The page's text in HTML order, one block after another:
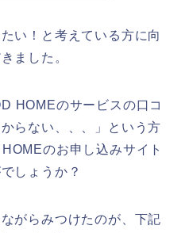
い！と考えている方に向
ました。
HOMEのサービスの口コ
らない、、、」という方
のお申し込みサイト
しょうか？
がらみつけたのが、下記